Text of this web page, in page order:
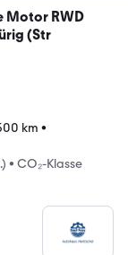
Motor RWD
(Str
km •
• CO₂-Klasse